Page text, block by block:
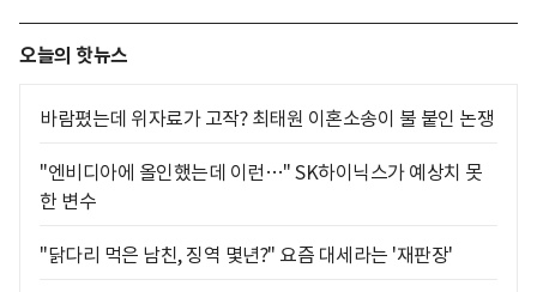
오늘의 핫뉴스
바람폈는데 위자료가 고작? 최태원 이혼소송이 불 붙인 논쟁
"엔비디아에 올인했는데 이런…" SK하이닉스가 예상치 못
한 변수
"닭다리 먹은 남친, 징역 몇년?" 요즘 대세라는 '재판장'